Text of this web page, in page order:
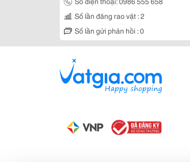
Số lần đăng rao vặt : 2
Số lần gửi phản hồi : 0